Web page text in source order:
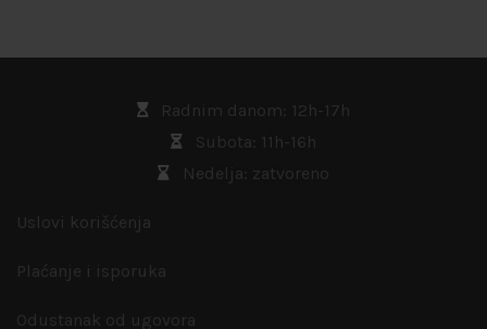
Radnim danom: 12h-17h
Subota: 11h-16h
Nedelja: zatvoreno
Uslovi korišćenja
Plaćanje i isporuka
Odustanak od ugovora